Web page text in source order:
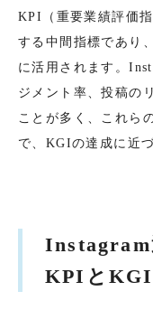
KPI（重要業績評価
する中間指標であり
に活用されます。
ジメント率、投稿の
ことが多く、これら
で、KGIの達成に近
Instagram
KPIとKGI